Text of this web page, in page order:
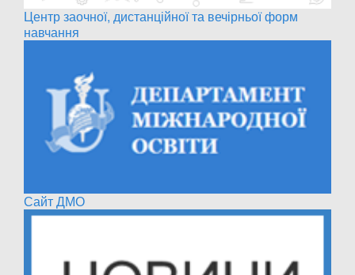
Центр заочної, дистанційної та вечірньої форм
навчання
Сайт ДМО